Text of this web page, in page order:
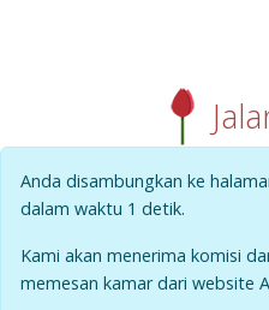
Anda disambungkan ke
dalam waktu 1 detik.
Kami akan menerima komisi
memesan kamar dari website